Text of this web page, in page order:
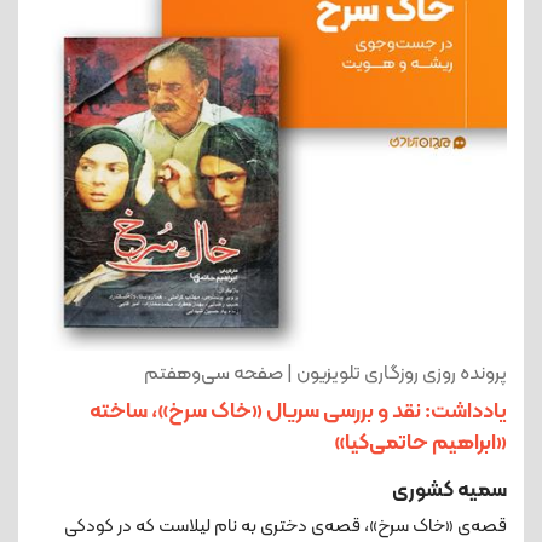
پرونده روزی روزگاری تلویزیون | صفحه سی‌وهفتم
یادداشت: نقد و بررسی سریال «خاک سرخ»، ساخته
«ابراهیم حاتمی‌کیا»
سمیه کشوری
قصه‌ی «خاک سرخ»، قصه‌ی دختری به نام لیلاست که در کودکی